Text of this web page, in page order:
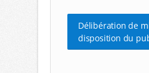
Délibération de
disposition du